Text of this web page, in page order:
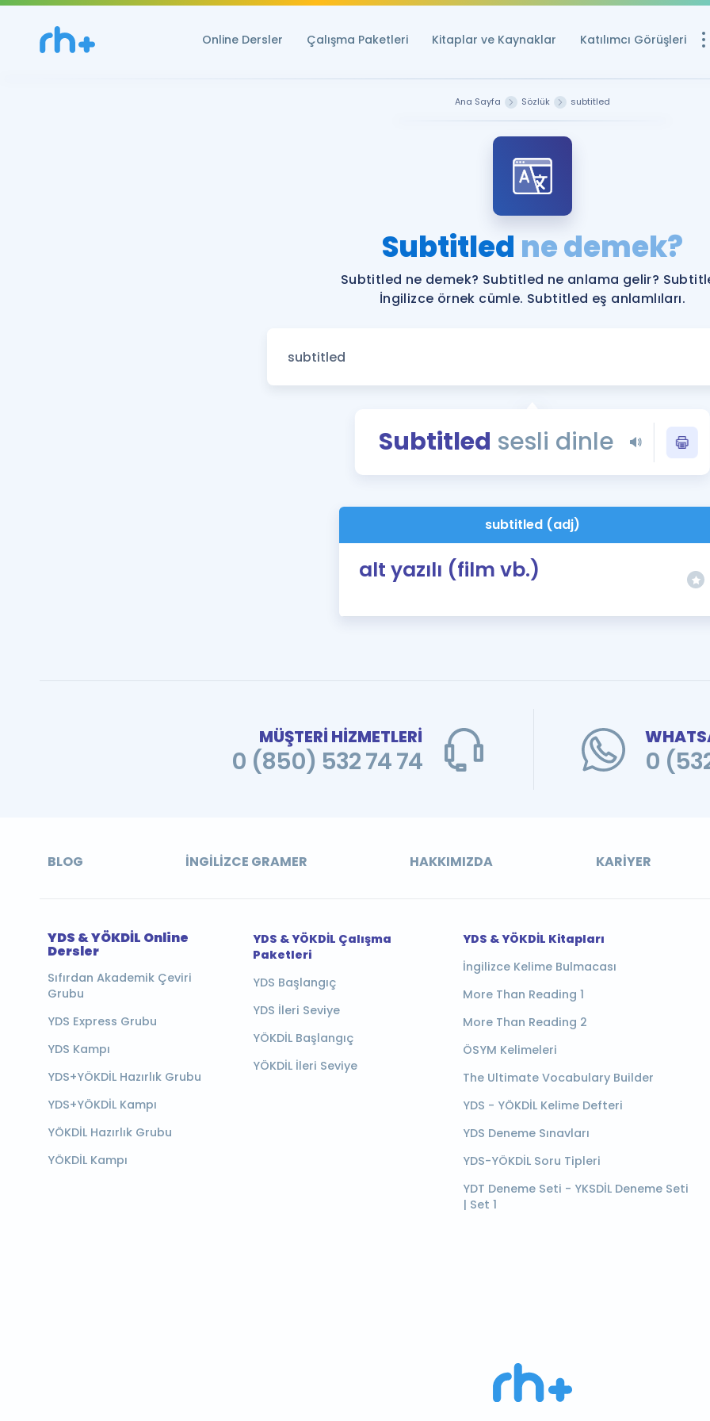
Online Dersler Çalışma Paketleri Kitaplar ve Kaynaklar Katılımcı Görüşleri
YDS ve YÖKDİL
YDS ve YÖKDİL'e
Tüm ÖSYM
YDS - YÖKDİL
İngilizce Gramer
Ana Sayfa Sözlük subtitled
Subtitled ne demek?
Subtitled ne demek? Subtitled ne anlama gelir?
İngilizce örnek cümle. Subtitled eş anlamlıları.
Subtitled sesli dinle
subtitled (adj)
alt yazılı (film vb.)
MÜŞTERİ HİZMETLERİ
0 (850) 532 74 74 0
BLOG İNGILIZCE GRAMER HAKKIMIZDA KARIYER
YDS & YÖKDİL Online
Dersler
Sıfırdan Akademik Çeviri
Grubu
YDS Express Grubu
YDS Kampı
YDS+YÖKDİL Hazırlık Grubu
YDS+YÖKDİL Kampı
YÖKDİL Hazırlık Grubu
YÖKDİL Kampı
YDS & YÖKDİL Çalışma
Paketleri
YDS Başlangıç
YDS İleri Seviye
YÖKDİL Başlangıç
YÖKDİL İleri Seviye
YDS & YÖKDİL Kitapları
İngilizce Kelime Bulmacası
More Than Reading 1
More Than Reading 2
ÖSYM Kelimeleri
The Ultimate Vocabulary Builder
YDS - YÖKDİL Kelime Defteri
YDS Deneme Sınavları
YDS-YÖKDİL Soru Tipleri
YDT Deneme Seti - YKSDİL Deneme Seti
| Set 1